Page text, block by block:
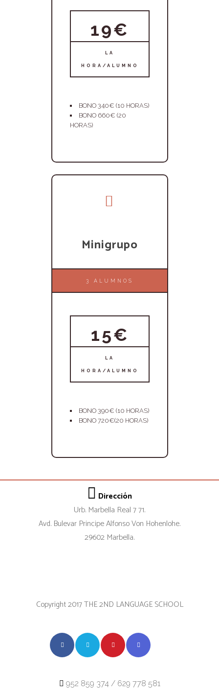
19€
LA
HORA/ALUMNO
BONO 340€ (10 HORAS)
BONO 660€ (20
HORAS)
Minigrupo
3 ALUMNOS
15€
LA
HORA/ALUMNO
BONO 390€ (10 HORAS)
BONO 720€(20 HORAS)
Dirección
Urb. Marbella Real 7 71.
Avd. Bulevar Principe Alfonso Von Hohenlohe.
29602 Marbella.
Copyright 2017 THE 2ND LANGUAGE SCHOOL
952 859 374 / 629 778 581